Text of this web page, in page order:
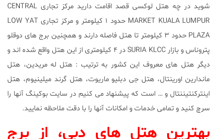
شوید در چه هتل لوکسی قصد اقامت دارید مرکز تجاری CENTRAL
MARKET KUALA LUMPUR حدود ۱ کیلومتر و مرکز تجاری LOW YAT
PLAZA حدود ۳ کیلومتر تا هتل فاصله دارند و همچنین برج های دوقلو
پتروناس و بازار SURIA KLCC در ۴ کیلومتری از این هتل واقع شده اند و
دیگر هتل های معروف این کشور به ترتیب : هتل له مریدین، هتل
ماندارین اورینتال، هتل جی دبلیو ماریوت، هتل گرند میلینیوم، هتل
اینترکنتیننتال و … است که پیشنهاد می کنیم در سایت بوکینگ آنها را
سرچ کنید و تمامی خدمات و امکانات آنها را با دقت ملاحظه نمایید.
بهترین هتل های دبی، از برج